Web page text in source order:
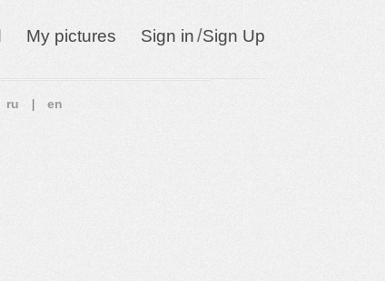
My pictures Sign in/Sign Up
ru en